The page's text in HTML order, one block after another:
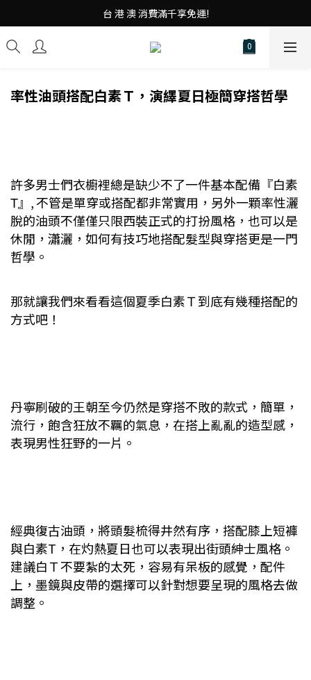
台 港 澳 消費滿千享免運!
台 港 澳 消費滿千享免運!
重磅素Tee 夏日滿件"現折優惠"!
率性油頭搭配白素Ｔ，演繹夏日極簡穿搭哲學
許多男士們衣櫥裡總是缺少不了一件基本配備『白素
T』,不管是單穿或搭配都非常實用，另外一顆率性灑
脫的油頭不僅僅只限西裝正式的打扮風格，也可以是
休閒，瀟灑，如何有技巧地搭配髮型與穿搭更是一門
哲學。
那就讓我們來看看這個夏季白素Ｔ到底有幾種搭配的
方式吧！
丹寧刷破的王朝至今仍然是穿搭不敗的款式，簡單，
流行，飽含狂放不羈的氣息，在搭上亂亂的造型感，
表現男性狂野的一片。
經典復古油頭，將頭髮梳得井然有序，搭配膝上短褲
與白素T ，在灼熱夏日也可以表現出街頭紳士風格。
建議白Ｔ不要紮的太死，容易有呆板的感覺，配件
上，墨鏡與皮帶的選擇可以針對想要呈現的風格去做
調整。